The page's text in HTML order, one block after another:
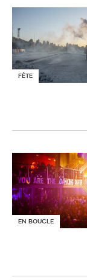
FÊTE
EN BOUCLE